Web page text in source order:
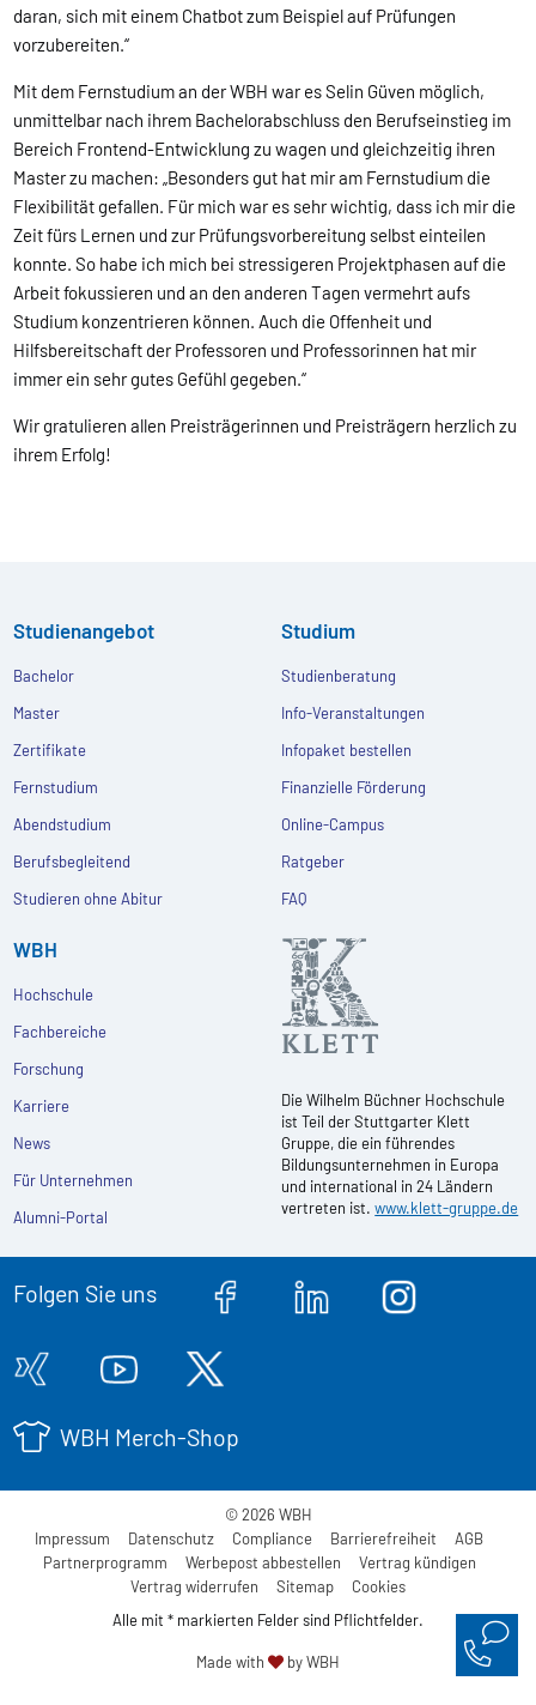
daran, sich mit einem Chatbot zum Beispiel auf Prüfungen
vorzubereiten.“
Mit dem Fernstudium an der WBH war es Selin Güven möglich,
unmittelbar nach ihrem Bachelorabschluss den Berufseinstieg im
Bereich Frontend-Entwicklung zu wagen und gleichzeitig ihren
Master zu machen: „Besonders gut hat mir am Fernstudium die
Flexibilität gefallen. Für mich war es sehr wichtig, dass ich mir die
Zeit fürs Lernen und zur Prüfungsvorbereitung selbst einteilen
konnte. So habe ich mich bei stressigeren Projektphasen auf die
Arbeit fokussieren und an den anderen Tagen vermehrt aufs
Studium konzentrieren können. Auch die Offenheit und
Hilfsbereitschaft der Professoren und Professorinnen hat mir
immer ein sehr gutes Gefühl gegeben.“
Wir gratulieren allen Preisträgerinnen und Preisträgern herzlich zu
ihrem Erfolg!
Studienangebot
Bachelor
Master
Zertifikate
Fernstudium
Abendstudium
Berufsbegleitend
Studieren ohne Abitur
Studium
Studienberatung
Info-Veranstaltungen
Infopaket bestellen
Finanzielle Förderung
Online-Campus
Ratgeber
FAQ
WBH
Hochschule
Fachbereiche
Forschung
Karriere
News
Für Unternehmen
Alumni-Portal
Die Wilhelm Büchner Hochschule
ist Teil der Stuttgarter Klett
Gruppe, die ein führendes
Bildungsunternehmen in Europa
und international in 24 Ländern
vertreten ist.www.klett-gruppe.de
Folgen Sie uns
WBH Merch-Shop
© 2026 WBH
Impressum
Datenschutz Compliance Barrierefreiheit
AGB
Partnerprogramm
Werbepost abbestellen
Vertrag kündigen
Vertrag widerrufen
Sitemap
Cookies
Alle mit * markierten Felder sind Pflichtfelder.
Made with by WBH